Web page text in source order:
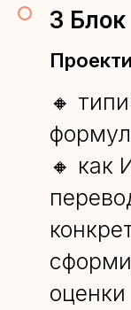
3 Блок
🔸
🔸 как
оценки